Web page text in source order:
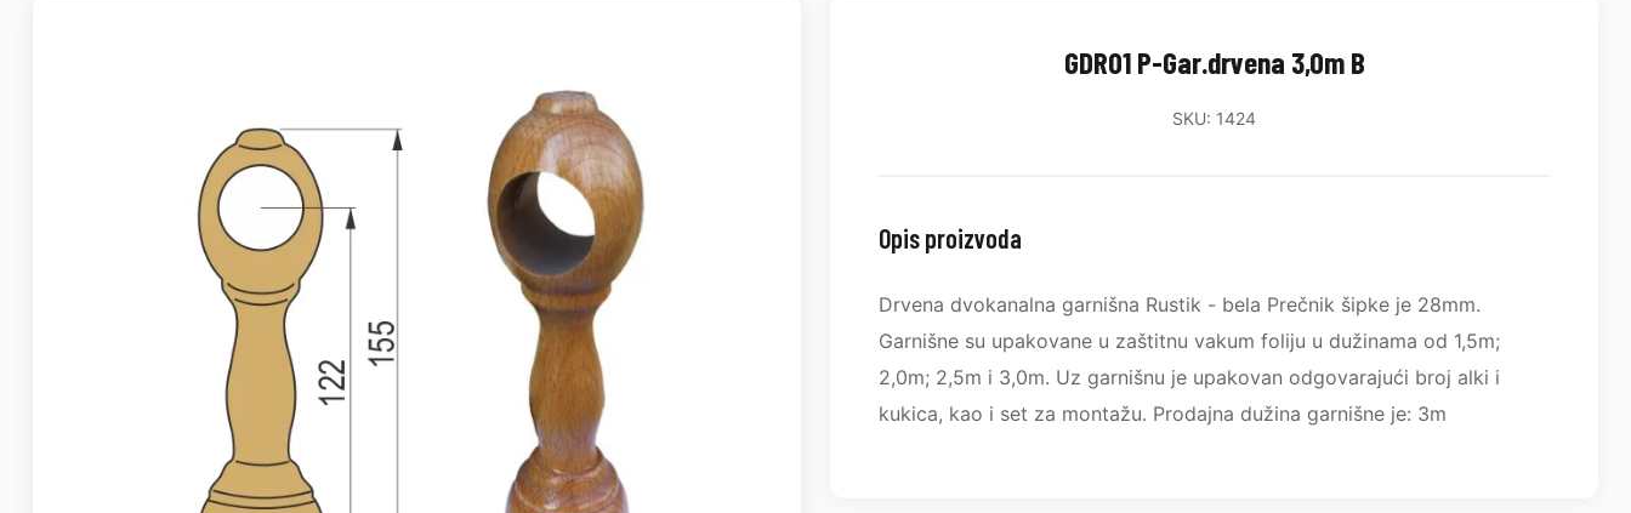
GDR01 P-Gar.drvena 3,0m B
SKU: 1424
Opis proizvoda
Drvena dvokanalna garnišna Rustik - bela Prečnik šipke je 28mm.
Garnišne su upakovane u zaštitnu vakum foliju u dužinama od 1,5m;
2,0m; 2,5m i 3,0m. Uz garnišnu je upakovan odgovarajući broj alki i
kukica, kao i set za montažu. Prodajna dužina garnišne je: 3m